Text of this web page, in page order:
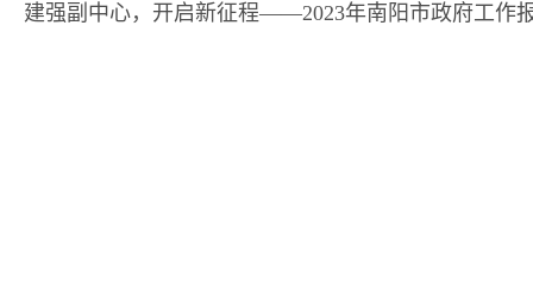
建强副中心，开启新征程——2023年南阳市政府工作